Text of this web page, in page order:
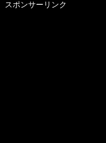
スポンサーリンク